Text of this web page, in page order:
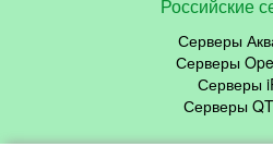
Российские
Серверы
Серверы
Серверы
Серверы